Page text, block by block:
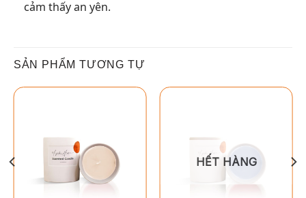
cảm thấy an yên.
SẢN PHẨM TƯƠNG TỰ
HẾT HÀNG